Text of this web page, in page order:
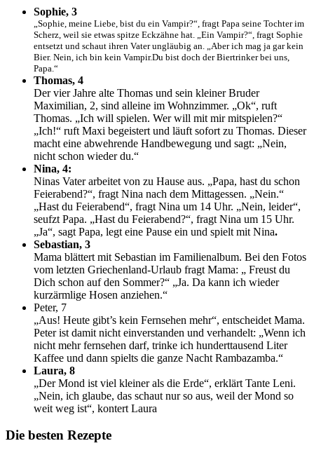
Sophie, 3
„Sophie, meine Liebe, bist du ein Vampir?“, fragt Papa seine Tochter im
Scherz, weil sie etwas spitze Eckzähne hat. „Ein Vampir?“, fragt Sophie
entsetzt und schaut ihren Vater ungläubig an. „Aber ich mag ja gar kein
Bier. Nein, ich bin kein Vampir.Du bist doch der Biertrinker bei uns,
Papa.“
Thomas, 4
Der vier Jahre alte Thomas und sein kleiner Bruder
Maximilian, 2, sind alleine im Wohnzimmer. „Ok“, ruft
Thomas. „Ich will spielen. Wer will mit mir mitspielen?“
„Ich!“ ruft Maxi begeistert und läuft sofort zu Thomas. Dieser
macht eine abwehrende Handbewegung und sagt: „Nein,
nicht schon wieder du.“
Nina, 4:
Ninas Vater arbeitet von zu Hause aus. „Papa, hast du schon
Feierabend?“, fragt Nina nach dem Mittagessen. „Nein.“
„Hast du Feierabend“, fragt Nina um 14 Uhr. „Nein, leider“,
seufzt Papa. „Hast du Feierabend?“, fragt Nina um 15 Uhr.
„Ja“, sagt Papa, legt eine Pause ein und spielt mit Nina.
Sebastian, 3
Mama blättert mit Sebastian im Familienalbum. Bei den Fotos
vom letzten Griechenland-Urlaub fragt Mama: „ Freust du
Dich schon auf den Sommer?“ „Ja. Da kann ich wieder
kurzärmlige Hosen anziehen.“
Peter, 7
„Aus! Heute gibt’s kein Fernsehen mehr“, entscheidet Mama.
Peter ist damit nicht einverstanden und verhandelt: „Wenn ich
nicht mehr fernsehen darf, trinke ich hunderttausend Liter
Kaffee und dann spielts die ganze Nacht Rambazamba.“
Laura, 8
„Der Mond ist viel kleiner als die Erde“, erklärt Tante Leni.
„Nein, ich glaube, das schaut nur so aus, weil der Mond so
weit weg ist“, kontert Laura
Die besten Rezepte